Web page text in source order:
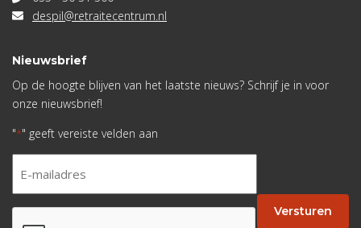
despil@retraitecentrum.nl
Nieuwsbrief
Op de hoogte blijven van het laatste nieuws? Schrijf je in voor
onze nieuwsbrief!
"*" geeft vereiste velden aan
* Versturen